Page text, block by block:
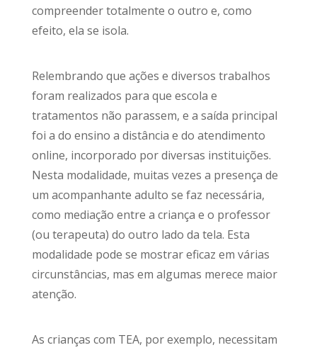
compreender totalmente o outro e, como
efeito, ela se isola.
Relembrando que ações e diversos trabalhos
foram realizados para que escola e
tratamentos não parassem, e a saída principal
foi a do ensino a distância e do atendimento
online, incorporado por diversas instituições.
Nesta modalidade, muitas vezes a presença de
um acompanhante adulto se faz necessária,
como mediação entre a criança e o professor
(ou terapeuta) do outro lado da tela. Esta
modalidade pode se mostrar eficaz em várias
circunstâncias, mas em algumas merece maior
atenção.
As crianças com TEA, por exemplo, necessitam